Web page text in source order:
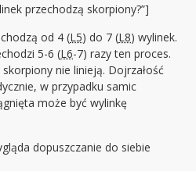
przechodzą skorpiony?”]
od 4 (L5) do 7 (L8) wylinek.
5-6 (L6-7) razy ten proces.
nie linieją. Dojrzałość
w przypadku samic
może być wylinkę
dopuszczanie do siebie